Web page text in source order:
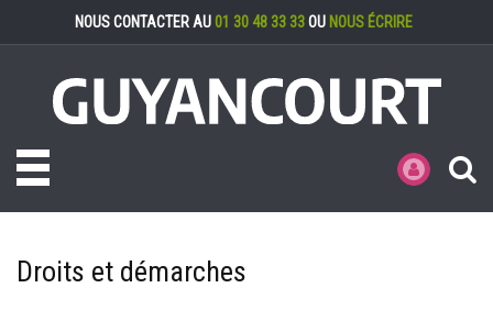
NOUS CONTACTER AU 01 30 48 33 33OU NOUS ÉCRIRE
Toggle navigation MES
Droits et démarches